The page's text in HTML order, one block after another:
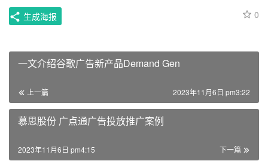
0
生成海报
一文介绍谷歌广告新产品Demand Gen
上一篇 2023年11月6日 pm3:22
慕思股份 广点通广告投放推广案例
下一篇
2023年11月6日 pm4:15